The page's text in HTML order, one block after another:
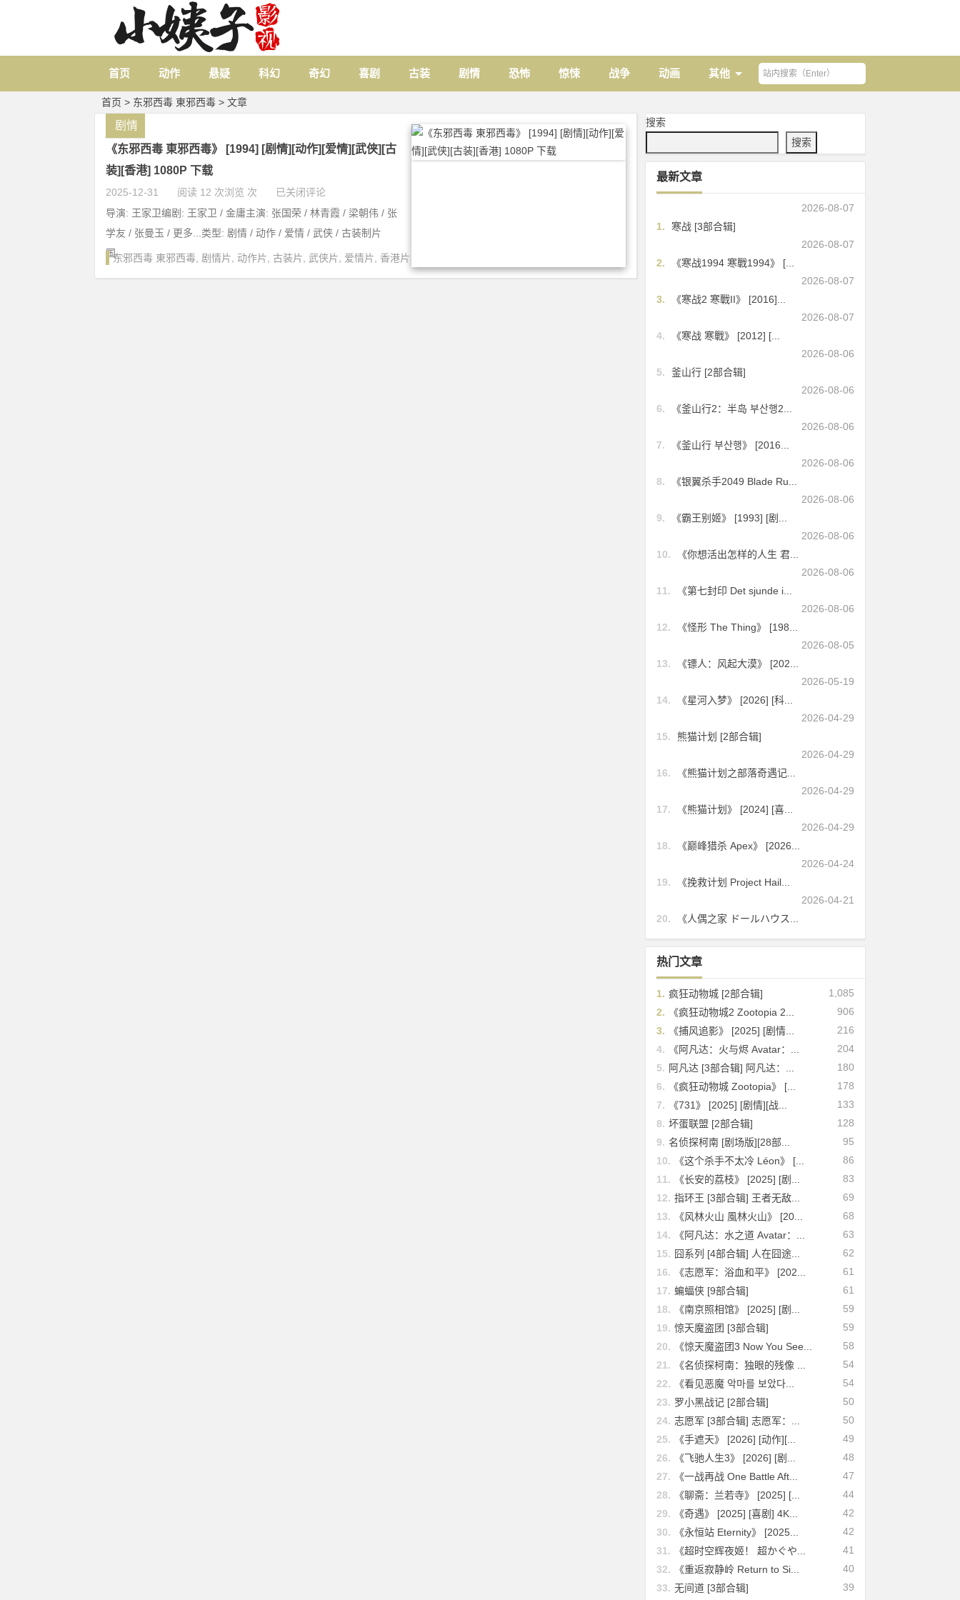
首页 动作 悬疑 科幻 奇幻 喜剧 古装 剧情 恐怖 惊悚 战争 动画 其他
首页 > 东邪西毒 東邪西毒 > 文章
《东邪西毒 東邪西毒》 [1994] [剧情][动作][爱情][武侠][古
装][香港] 1080P 下载
2025-12-31 阅读 12 次浏览 次 已关闭评论
剧情
导演: 王家卫编剧: 王家卫 / 金庸主演: 张国荣 / 林青霞 / 梁朝伟 / 张
学友 / 张曼玉 / 更多...类型: 剧情 / 动作 / 爱情 / 武侠 / 古装制片
国...
东邪西毒 東邪西毒 剧情片 动作片 古装片 武侠片 爱情片 香港片
搜索
搜索
最新文章
2026-08-07
1.
寒战 [3部合辑]
2026-08-07
2.
《寒战1994 寒戰1994》 [...
2026-08-07
3.
《寒战2 寒戰II》 [2016]...
2026-08-07
4.
《寒战 寒戰》 [2012] [...
2026-08-06
5.
釜山行 [2部合辑]
2026-08-06
6.
《釜山行2：半岛 부산행2...
2026-08-06
7.
《釜山行 부산행》 [2016...
2026-08-06
8.
《银翼杀手2049 Blade Ru...
2026-08-06
9.
《霸王别姬》 [1993] [剧...
2026-08-06
10.
《你想活出怎样的人生 君...
2026-08-06
11.
《第七封印 Det sjunde i...
2026-08-06
12.
《怪形 The Thing》 [198...
2026-08-05
13.
《镖人：风起大漠》 [202...
2026-05-19
14.
《星河入梦》 [2026] [科...
2026-04-29
15.
熊猫计划 [2部合辑]
2026-04-29
16.
《熊猫计划之部落奇遇记...
2026-04-29
17.
《熊猫计划》 [2024] [喜...
2026-04-29
18.
《巅峰猎杀 Apex》 [2026...
2026-04-24
19.
《挽救计划 Project Hail...
2026-04-21
20.
《人偶之家 ドールハウス...
热门文章
1,085
1. 疯狂动物城 [2部合辑]
906
2.
《疯狂动物城2 Zootopia 2...
216
3.
《捕风追影》 [2025] [剧情...
204
4.
《阿凡达：火与烬 Avatar：...
180
5. 阿凡达 [3部合辑] 阿凡达：...
178
6.
《疯狂动物城 Zootopia》 [...
133
7.
《731》 [2025] [剧情][战...
128
8. 坏蛋联盟 [2部合辑]
95
9. 名侦探柯南 [剧场版][28部...
86
10.
《这个杀手不太冷 Léon》 [...
83
11.
《长安的荔枝》 [2025] [剧...
69
12. 指环王 [3部合辑] 王者无敌...
68
13.
《风林火山 風林火山》 [20...
63
14.
《阿凡达：水之道 Avatar：...
62
15. 囧系列 [4部合辑] 人在囧途...
61
16.
《志愿军：浴血和平》 [202...
61
17. 蝙蝠侠 [9部合辑]
59
18.
《南京照相馆》 [2025] [剧...
59
19. 惊天魔盗团 [3部合辑]
58
20.
《惊天魔盗团3 Now You See...
54
21.
《名侦探柯南：独眼的残像 ...
54
22.
《看见恶魔 악마를 보았다...
50
23. 罗小黑战记 [2部合辑]
50
24. 志愿军 [3部合辑] 志愿军：...
49
25.
《手遮天》 [2026] [动作][...
48
26.
《飞驰人生3》 [2026] [剧...
47
27.
《一战再战 One Battle Aft...
44
28.
《聊斋：兰若寺》 [2025] [...
42
29.
《奇遇》 [2025] [喜剧] 4K...
42
30.
《永恒站 Eternity》 [2025...
41
31.
《超时空辉夜姬！ 超かぐや...
40
32.
《重返寂静岭 Return to Si...
39
33. 无间道 [3部合辑]